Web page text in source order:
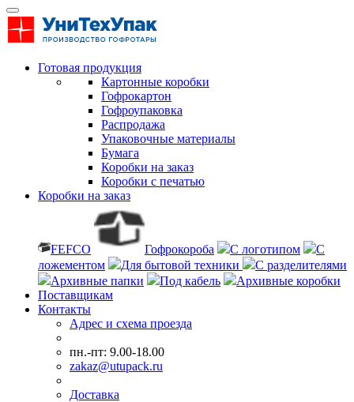
Готовая продукция
Картонные коробки
Гофрокартон
Гофроупаковка
Распродажа
Упаковочные материалы
Бумага
Коробки на заказ
Коробки с печатью
Коробки на заказ
FEFCO Гофрокороба С логотипом
С
ложементом
Для бытовой техники
С разделителями
Архивные папки
Под кабель
Архивные коробки
Поставщикам
Контакты
Адрес и схема проезда
пн.-пт: 9.00-18.00
zakaz@utupack.ru
Доставка